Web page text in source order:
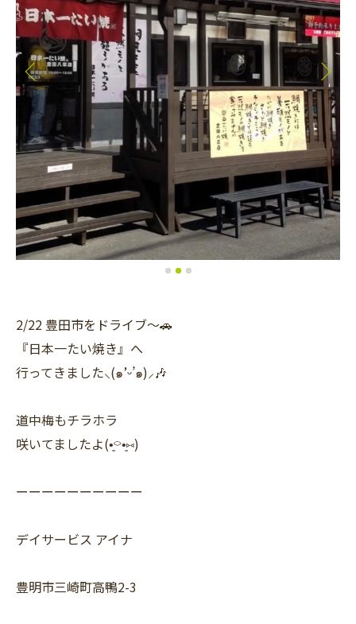
2/22 豊田市をドライブ〜🚗
『日本一たい焼き』へ
行ってきました⸜(๑’ᵕ’๑)⸝🎶
道中梅もチラホラ
咲いてましたよ(•͈⌔•͈⑅)
ーーーーーーーーーー
デイサービス アイナ
豊明市三崎町高鴨2-3